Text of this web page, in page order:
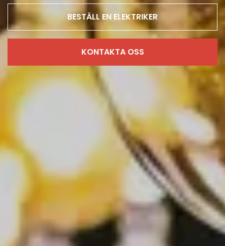
BESTÄLL EN ELEKTRIKER
KONTAKTA OSS